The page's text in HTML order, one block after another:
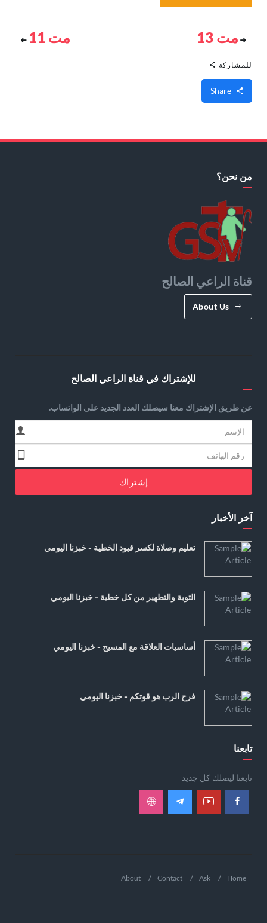
مت 13 مت 11
للمشاركة
من نحن؟
قناة الراعي الصالح
About Us
للإشتراك في قناة الراعي الصالح
عن طريق الإشتراك معنا سيصلك العدد الجديد على الواتساب.
إشتراك
آخر الأخبار
تعليم وصلاة لكسر قيود الخطية - خبزنا اليومي
التوبة والتطهير من كل خطية - خبزنا اليومي
أساسيات العلاقة مع المسيح - خبزنا اليومي
فرح الرب هو قوتكم - خبزنا اليومي
تابعنا
تابعنا ليصلك كل جديد
Home
Ask
Contact
About